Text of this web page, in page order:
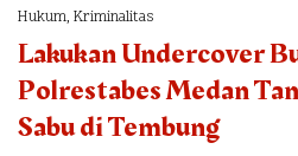
Hukum, Kriminalitas
Lakukan Undercover
Polrestabes Medan
Sabu di Tembung